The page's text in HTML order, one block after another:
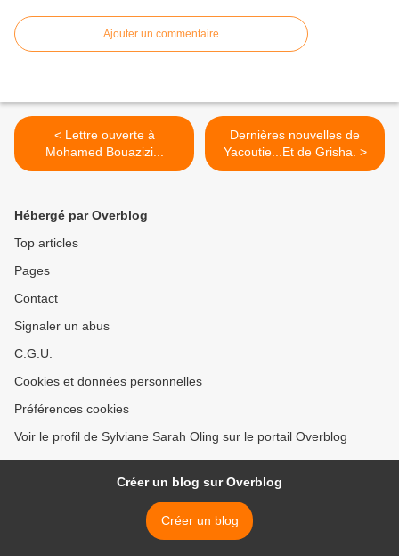
Ajouter un commentaire
< Lettre ouverte à
Mohamed Bouazizi...
Dernières nouvelles de
Yacoutie...Et de Grisha. >
Hébergé par Overblog
Top articles
Pages
Contact
Signaler un abus
C.G.U.
Cookies et données personnelles
Préférences cookies
Voir le profil de Sylviane Sarah Oling sur le portail Overblog
Créer un blog sur Overblog
Créer un blog